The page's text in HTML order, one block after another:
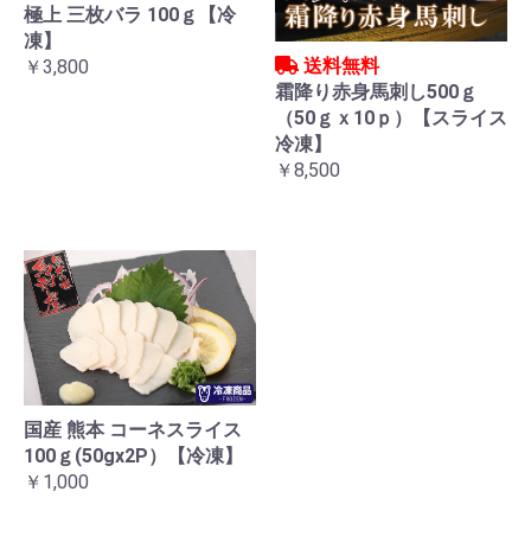
極上 三枚バラ 100ｇ【冷
凍】
￥3,800
送料無料
霜降り赤身馬刺し500ｇ
（50ｇｘ10ｐ）【スライス
冷凍】
￥8,500
国産 熊本 コーネスライス
100ｇ(50gx2P）【冷凍】
￥1,000